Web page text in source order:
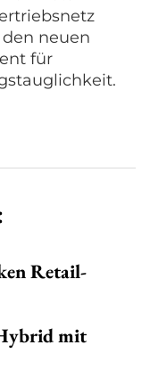
neuen
für
Retail-
mit